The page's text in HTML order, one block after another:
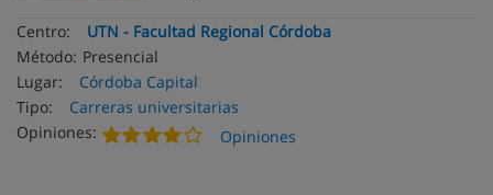
Centro:
UTN - Facultad Regional Córdoba
Método: Presencial
Lugar:
Córdoba Capital
Tipo:
Carreras universitarias
Opiniones:
Opiniones